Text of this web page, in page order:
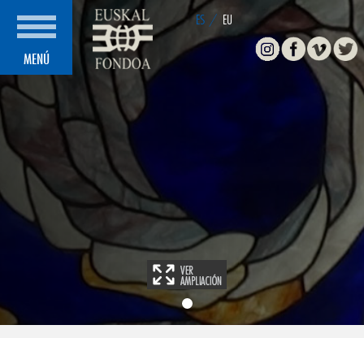
MENÚ
ES / EU
InstagramFacebook
Vimeo